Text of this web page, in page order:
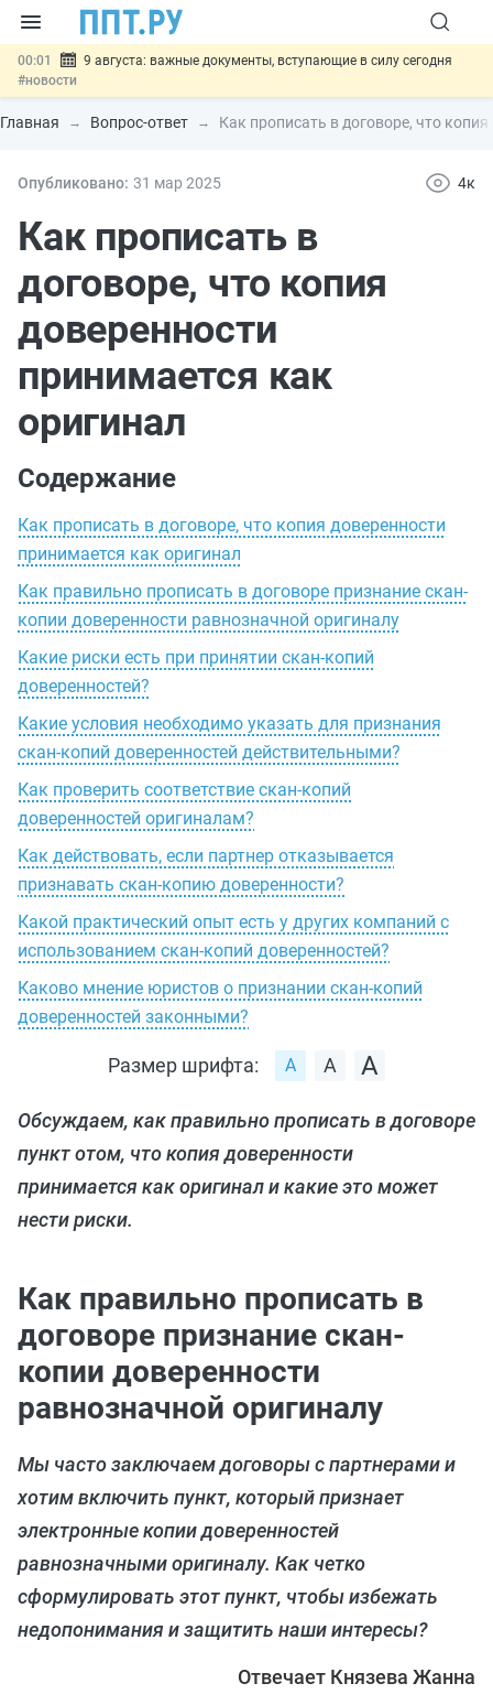
00:01
9 августа: важные документы, вступающие в силу сегодня
#новости
07.08 Подписан закон о блокировке продажи опасных товаров через
«Честный знак»#новости
07.08 Госпошлину за устранение ошибок в документах предлагают
07.08
отношений
#новости
Главная Вопрос-ответ Как прописать в договоре, что
Опубликовано: 31 мар 2025 4к
Как прописать в
договоре, что копия
доверенности
принимается как
оригинал
Содержание
Как прописать в договоре, что копия доверенности
принимается как оригинал
Как правильно прописать в договоре признание скан-
копии доверенности равнозначной оригиналу
Какие риски есть при принятии скан-копий
доверенностей?
Какие условия необходимо указать для признания
скан-копий доверенностей действительными?
Как проверить соответствие скан-копий
доверенностей оригиналам?
Как действовать, если партнер отказывается
признавать скан-копию доверенности?
Какой практический опыт есть у других компаний с
использованием скан-копий доверенностей?
Каково мнение юристов о признании скан-копий
доверенностей законными?
Размер шрифта:
Обсуждаем, как правильно прописать в договоре
пункт отом, что копия доверенности
принимается как оригинал и какие это может
нести риски.
Как правильно прописать в
договоре признание скан-
копии доверенности
равнозначной оригиналу
Мы часто заключаем договоры с партнерами и
хотим включить пункт, который признает
электронные копии доверенностей
равнозначными оригиналу. Как четко
сформулировать этот пункт, чтобы избежать
недопонимания и защитить наши интересы?
Отвечает Князева Жанна